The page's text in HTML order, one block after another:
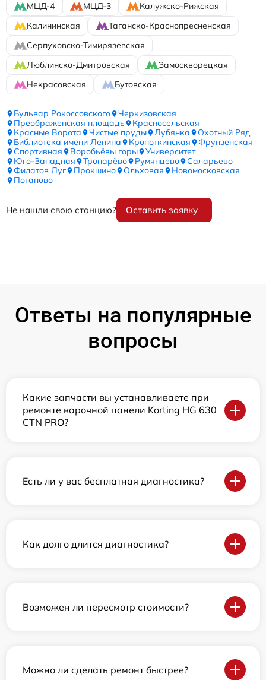
МЦД-4
МЦД-3
Калужско-Рижская
Калининская
Таганско-Краснопресненская
Серпуховско-Тимирязевская
Люблинско-Дмитровская
Замоскворецкая
Некрасовская
Бутовская
Бульвар Рокоссовского
Черкизовская
Преображенская площадь
Красносельская
Красные Ворота
Чистые пруды Лубянка
Охотный Ряд
Библиотека имени Ленина
Кропоткинская
Фрунзенская
Спортивная
Воробьёвы горы
Университет
Юго-Западная
Тропарёво Румянцево
Саларьево
Филатов Луг
Прокшино Ольховая
Новомосковская
Потапово
Не нашли свою станцию? Оставить заявку
Ответы на популярные
вопросы
Какие запчасти вы устанавливаете при
ремонте варочной панели Korting HG 630
CTN PRO?
Есть ли у вас бесплатная диагностика?
Как долго длится диагностика?
Возможен ли пересмотр стоимости?
Можно ли сделать ремонт быстрее?